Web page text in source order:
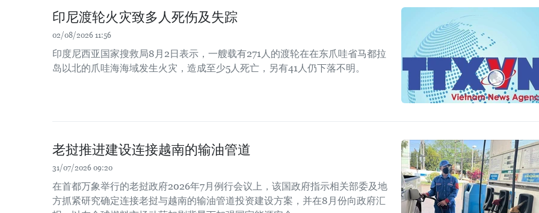
印尼渡轮火灾致多人死伤及失踪
02/08/2026 11:56
印度尼西亚国家搜救局8月2日表示，一艘载有271人的渡轮在在东爪哇省马都拉
岛以北的爪哇海海域发生火灾，造成至少5人死亡，另有41人仍下落不明。
老挝推进建设连接越南的输油管道
31/07/2026 09:20
在首都万象举行的老挝政府2026年7月例行会议上，该国政府指示相关部委及地
方抓紧研究确定连接老挝与越南的输油管道投资建设方案，并在8月份向政府汇